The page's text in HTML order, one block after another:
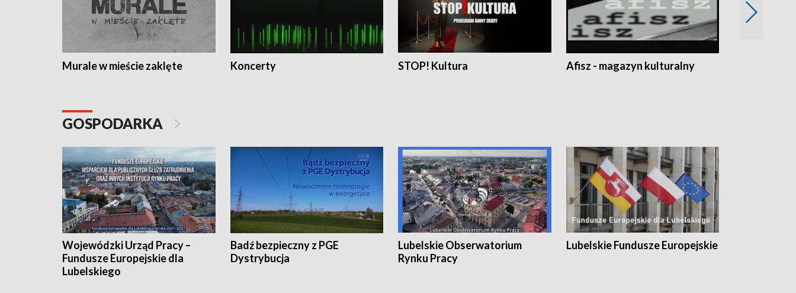
Murale w mieście zaklęte Koncerty STOP! Kultura Afisz - magazyn kulturalny
GOSPODARKA
Wojewódzki Urząd Pracy –
Fundusze Europejskie dla
Lubelskiego
Badź bezpieczny z PGE
Dystrybucja
Lubelskie Obserwatorium
Rynku Pracy
Lubelskie Fundusze Europejskie